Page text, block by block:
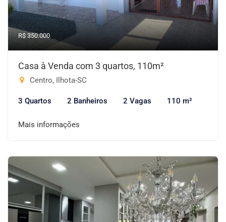
R$ 350.000
Casa à Venda com 3 quartos, 110m²
Centro, Ilhota-SC
3 Quartos 2 Banheiros 2 Vagas 110 m²
Mais informações